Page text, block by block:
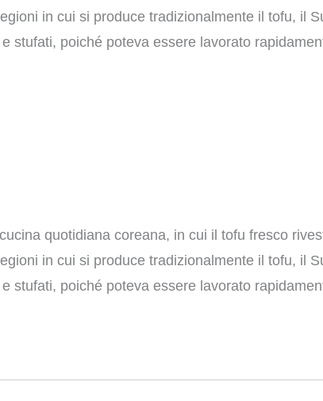
in cui si produce tradizionalmente il tofu, il
stufati, poiché poteva essere lavorato
quotidiana coreana, in cui il tofu fresco
in cui si produce tradizionalmente il tofu, il
stufati, poiché poteva essere lavorato